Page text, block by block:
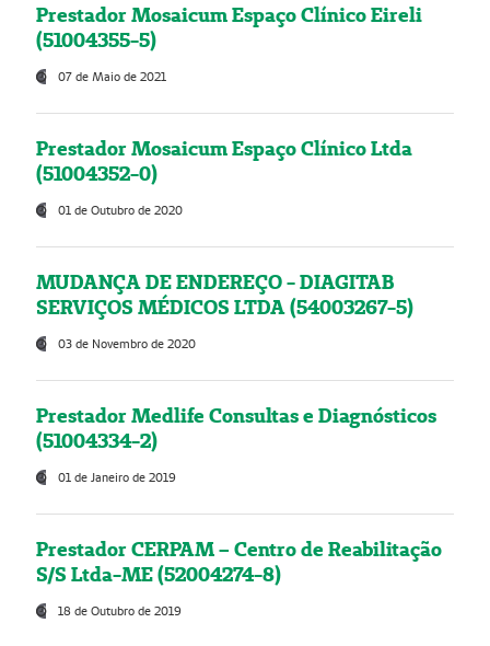
Prestador Mosaicum Espaço Clínico Eireli
(51004355-5)
07 de Maio de 2021
Prestador Mosaicum Espaço Clínico Ltda
(51004352-0)
01 de Outubro de 2020
MUDANÇA DE ENDEREÇO - DIAGITAB
SERVIÇOS MÉDICOS LTDA (54003267-5)
03 de Novembro de 2020
Prestador Medlife Consultas e Diagnósticos
(51004334-2)
01 de Janeiro de 2019
Prestador CERPAM – Centro de Reabilitação
S/S Ltda-ME (52004274-8)
18 de Outubro de 2019